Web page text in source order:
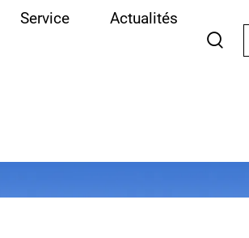
Service Actualités